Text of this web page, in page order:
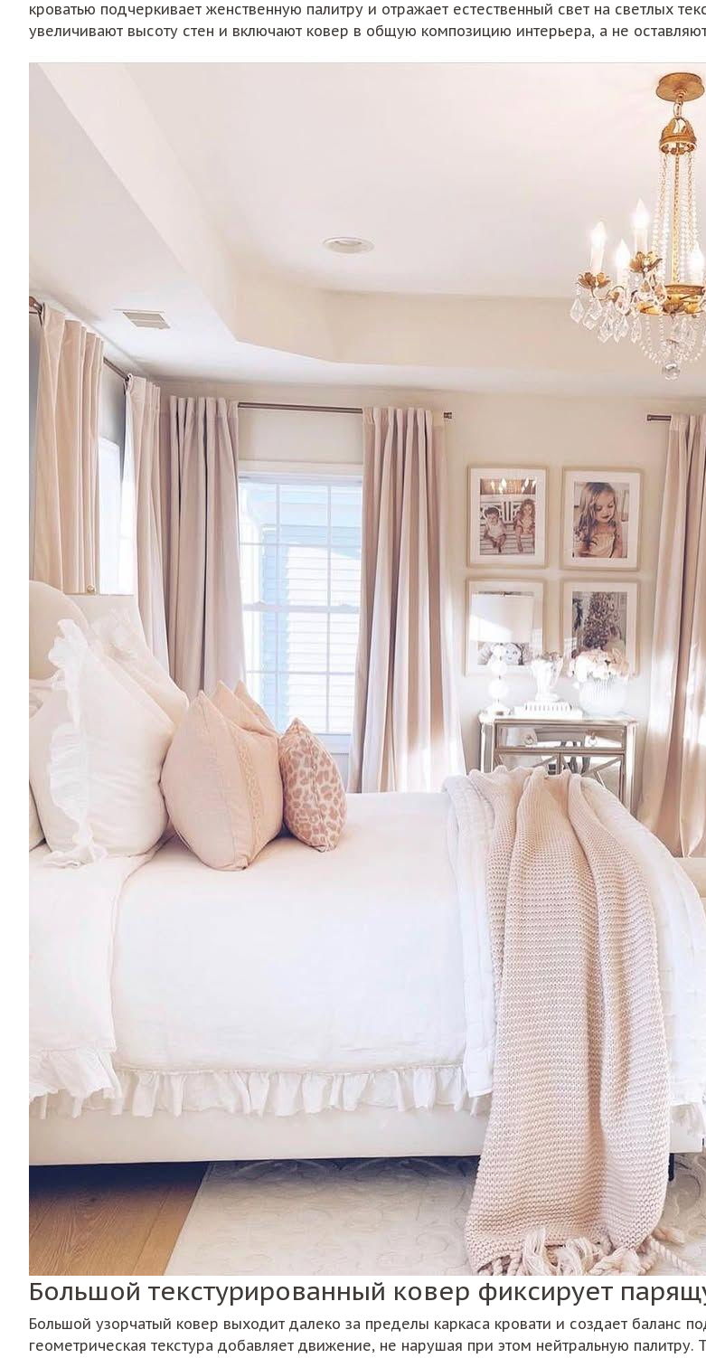
кроватью подчеркивает женственную палитру и отражает естественный свет на светлых
увеличивают высоту стен и включают ковер в общую композицию интерьера, а не
Большой текстурированный ковер фиксирует
Большой узорчатый ковер выходит далеко за пределы каркаса кровати и создает баланс
геометрическая текстура добавляет движение, не нарушая при этом нейтральную палитру.